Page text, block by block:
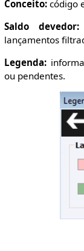
Conceito:código
Saldo devedor:
lançamentos
Legenda:informa
ou pendentes.